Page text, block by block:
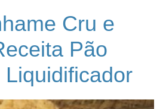
Cru e
Pão